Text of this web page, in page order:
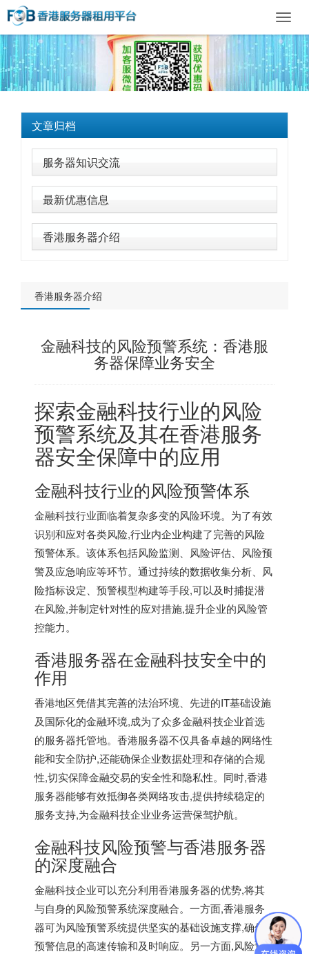
文章归档
服务器知识交流
最新优惠信息
香港服务器介绍
香港服务器介绍
金融科技的风险预警系统：香港服
务器保障业务安全
探索金融科技行业的风险
预警系统及其在香港服务
器安全保障中的应用
金融科技行业的风险预警体系
金融科技行业面临着复杂多变的风险环境。为了有效
识别和应对各类风险,行业内企业构建了完善的风险
预警体系。该体系包括风险监测、风险评估、风险预
警及应急响应等环节。通过持续的数据收集分析、风
险指标设定、预警模型构建等手段,可以及时捕捉潜
在风险,并制定针对性的应对措施,提升企业的风险管
控能力。
香港服务器在金融科技安全中的
作用
香港地区凭借其完善的法治环境、先进的IT基础设施
及国际化的金融环境,成为了众多金融科技企业首选
的服务器托管地。 香港服务器不仅具备卓越的网络性
能和安全防护,还能确保企业数据处理和存储的合规
性,切实保障金融交易的安全性和隐私性。同时,香港
服务器能够有效抵御各类网络攻击,提供持续稳定的
服务支持,为金融科技企业业务运营保驾护航。
金融科技风险预警与香港服务器
的深度融合
金融科技企业可以充分利用香港服务器的优势,将其
与自身的风险预警系统深度融合。一方面,香港服务
器可为风险预警系统提供坚实的基础设施支撑,确保
预警信息的高速传输和及时响应。另一方面,风险预